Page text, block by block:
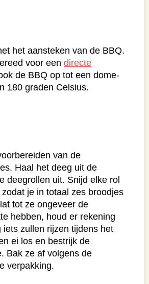
het aansteken van de BBQ.
voor een directe
de BBQ op tot een dome-
180 graden Celsius.
van de
Haal het deeg uit de
deegrollen uit. Snijd elke rol
je in totaal zes broodjes
tot ze ongeveer de
hebben, houd er rekening
iets zullen rijzen tijdens het
ei los en bestrijk de
Bak ze af volgens de
verpakking.